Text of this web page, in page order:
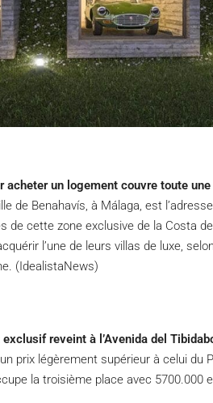
acheter un logement couvre toute
de Benahavís, à Málaga, est
de cette zone exclusive de la Costa
l’une de leurs villas de luxe,
(IdealistaNews)
reveint à l’Avenida del
prix légèrement supérieur à celui du
la troisième place avec 5700.000